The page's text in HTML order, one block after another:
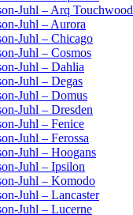
Juhl – Arq Touchwood
Juhl – Aurora
Juhl – Chicago
Juhl – Cosmos
Juhl – Dahlia
Juhl – Degas
Juhl – Domus
Juhl – Dresden
Juhl – Fenice
Juhl – Ferossa
Juhl – Hoogans
Juhl – Ipsilon
Juhl – Komodo
Juhl – Lancaster
Juhl – Lucerne